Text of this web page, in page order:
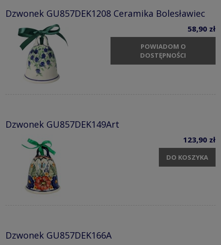
Dzwonek GU857DEK1208 Ceramika Bolesławiec
58,90 zł
POWIADOM O
DOSTĘPNOŚCI
Dzwonek GU857DEK149Art
123,90 zł
DO KOSZYKA
Dzwonek GU857DEK166A